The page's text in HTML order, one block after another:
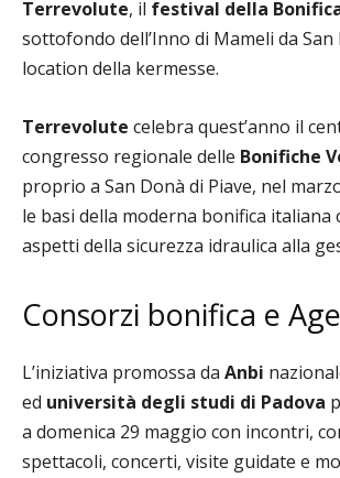
Terrevolute, il festival della
sottofondo dell’Inno di Mameli da San
location della kermesse.
Terrevolute celebra quest’anno il
congresso regionale delle Bonifiche
proprio a San Donà di Piave, nel
le basi della moderna bonifica italiana
aspetti della sicurezza idraulica alla
Consorzi bonifica e
L’iniziativa promossa da Anbi
ed università degli studi di Padova
a domenica 29 maggio con incontri,
spettacoli, concerti, visite guidate e